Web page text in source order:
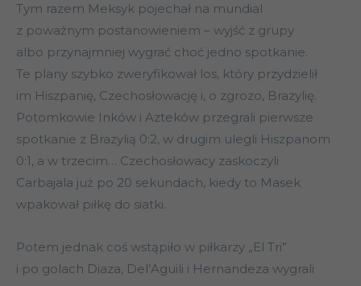
Tym razem Meksyk pojechał na mundial
z poważnym postanowieniem – wyjść z grupy
albo przynajmniej wygrać choć jedno spotkanie.
Te plany szybko zweryfikował los, który przydzielił
im Hiszpanię, Czechosłowację i, o zgrozo, Brazylię.
Potomkowie Inków i Azteków przegrali pierwsze
spotkanie z Brazylią 0:2, w drugim ulegli Hiszpanom
0:1, a w trzecim… Czechosłowacy zaskoczyli
Carbajala już po 20 sekundach, kiedy to Masek
wpakował piłkę do siatki.
Potem jednak coś wstąpiło w piłkarzy „El Tri”
i po golach Diaza, Del’Aguili i Hernandeza wygrali